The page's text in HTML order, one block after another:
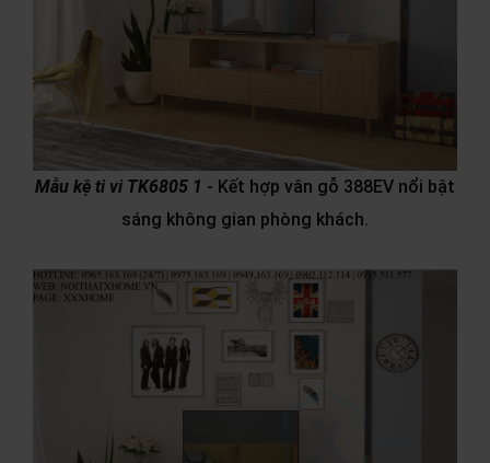
Mẫu kệ ti vi TK6805 1 - Kết hợp vân gỗ 388EV nổi bật
sáng không gian phòng khách.